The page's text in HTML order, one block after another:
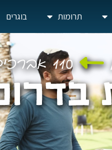
תרומות בוגרים